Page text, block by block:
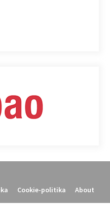
Cookie-politika About